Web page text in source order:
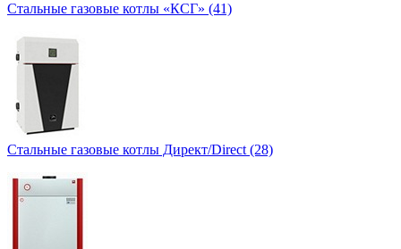
Стальные газовые котлы «КСГ» (41)
Стальные газовые котлы Директ/Direct (28)